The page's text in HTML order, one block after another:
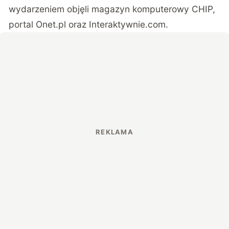
wydarzeniem objęli magazyn komputerowy CHIP,
portal Onet.pl oraz Interaktywnie.com.